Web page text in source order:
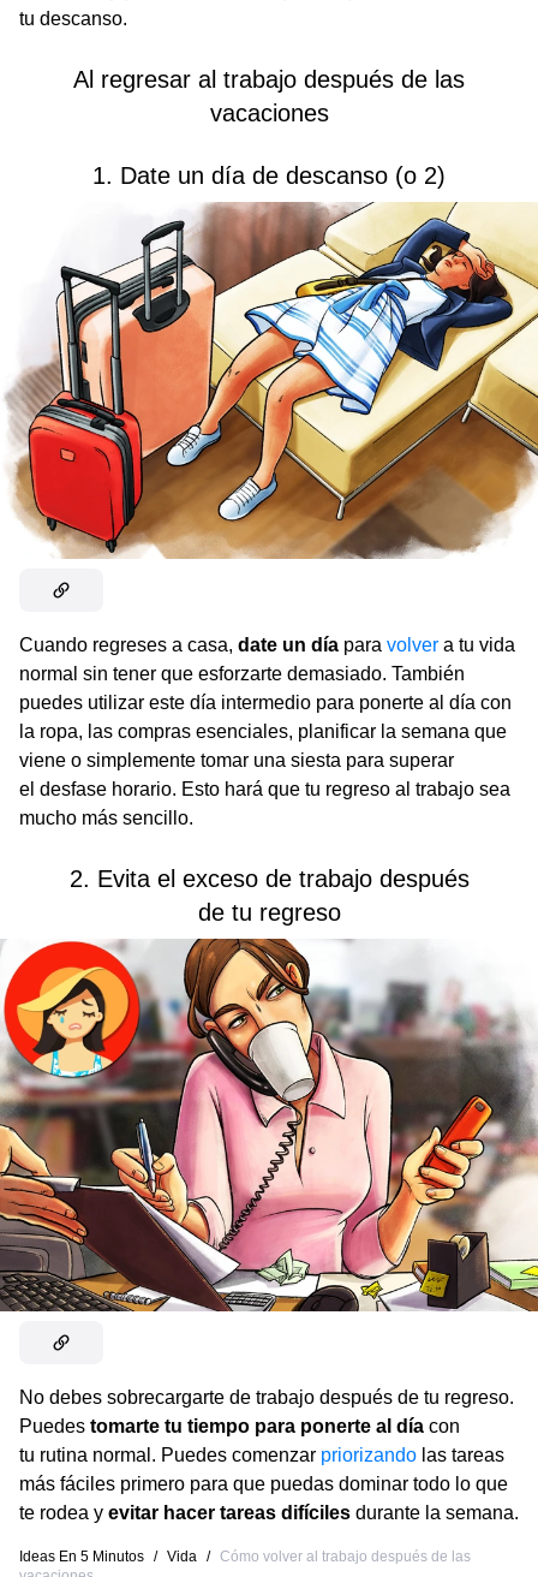
tu descanso.
Al regresar al trabajo después de las
vacaciones
1. Date un día de descanso (o 2)
Cuando regreses a casa, date un día para volver a tu vida
normal sin tener que esforzarte demasiado. También
puedes utilizar este día intermedio para ponerte al día con
la ropa, las compras esenciales, planificar la semana que
viene o simplemente tomar una siesta para superar
el desfase horario. Esto hará que tu regreso al trabajo sea
mucho más sencillo.
2. Evita el exceso de trabajo después
de tu regreso
No debes sobrecargarte de trabajo después de tu regreso.
Puedes tomarte tu tiempo para ponerte al día con
tu rutina normal. Puedes comenzar priorizando las tareas
más fáciles primero para que puedas dominar todo lo que
te rodea y evitar hacer tareas difíciles durante la semana.
Ideas En 5 Minutos / Vida / Cómo volver al trabajo después de las